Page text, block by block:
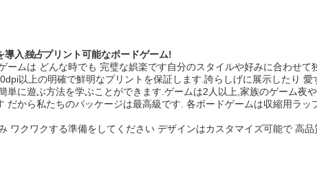
導入独占プリント可能なボードゲーム!
ムは どんな時でも 完璧な娯楽です自分のスタイルや好みに合わせて
以上の明確で鮮明なプリントを保証します.誇らしげに展示したり 愛
に遊ぶ方法を学ぶことができます.ゲームは2人以上,家族のゲーム夜
だから私たちのパッケージは最高級です. 各ボードゲームは収縮用ラ
ワクワクする準備をしてください デザインはカスタマイズ可能で 高